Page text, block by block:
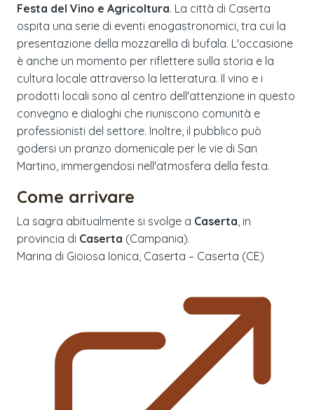
Festa del Vino e Agricoltura. La città di Caserta
ospita una serie di eventi enogastronomici, tra cui la
presentazione della mozzarella di bufala. L'occasione
è anche un momento per riflettere sulla storia e la
cultura locale attraverso la letteratura. Il vino e i
prodotti locali sono al centro dell'attenzione in questo
convegno e dialoghi che riuniscono comunità e
professionisti del settore. Inoltre, il pubblico può
godersi un pranzo domenicale per le vie di San
Martino, immergendosi nell'atmosfera della festa.
Come arrivare
La sagra abitualmente si svolge a Caserta , in
provincia di Caserta (Campania).
Marina di Gioiosa Ionica, Caserta – Caserta (CE)